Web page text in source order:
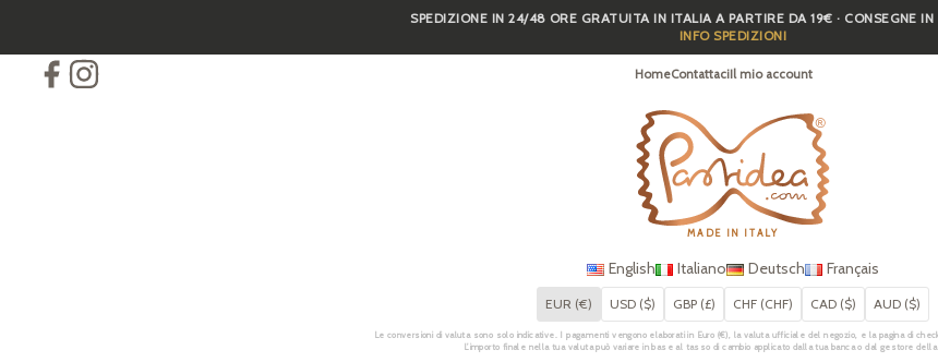
content
SPEDIZIONE IN 24/48 ORE GRATUITA IN ITALIA A PARTIRE DA 19€ · CONSEGNE
INFO SPEDIZIONI
HomeContattaciIl mio account
MADE IN ITALY
English Italiano Deutsch Français
EUR (€) USD ($) GBP (£) CHF (CHF) CAD ($) AUD ($)
Le conversioni di valuta sono solo indicative. I pagamenti vengono elaborati in Euro (€), la valuta ufficiale del negozio, e la pagina di
L’importo finale nella tua valuta può variare in base al tasso di cambio applicato dalla tua banca o dal gestore